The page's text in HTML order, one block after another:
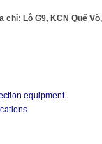
chỉ: Lô G9, KCN Quế
equipment